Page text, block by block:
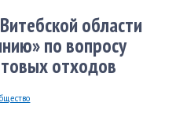
области
по вопросу
отходов